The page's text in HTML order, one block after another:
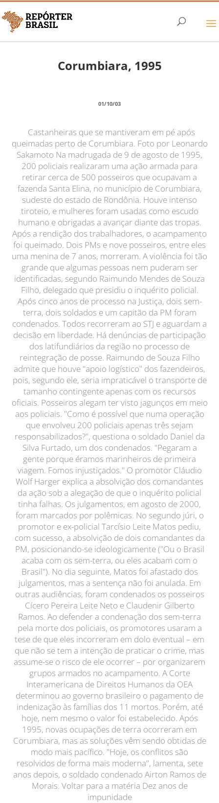
Corumbiara, 1995
01/10/03
Castanheiras que se mantiveram em pé após
queimadas perto de Corumbiara. Foto por Leonardo
Sakamoto Na madrugada de 9 de agosto de 1995,
200 policiais realizaram uma ação armada para
retirar cerca de 500 posseiros que ocupavam a
fazenda Santa Elina, no município de Corumbiara,
sudeste do estado de Rondônia. Houve intenso
tiroteio, e mulheres foram usadas como escudo
humano e obrigadas a avançar diante das tropas.
Após a rendição dos trabalhadores, o acampamento
foi queimado. Dois PMs e nove posseiros, entre eles
uma menina de 7 anos, morreram. A violência foi tão
grande que algumas pessoas nem puderam ser
identificadas, segundo Raimundo Mendes de Souza
Filho, delegado que presidiu o inquérito policial.
Após cinco anos de processo na Justiça, dois sem-
terra, dois soldados e um capitão da PM foram
condenados. Todos recorreram ao STJ e aguardam a
decisão em liberdade. Há denúncias de participação
dos latifundiários da região no processo de
reintegração de posse. Raimundo de Souza Filho
admite que houve "apoio logístico" dos fazendeiros,
pois, segundo ele, seria impraticável o transporte de
tamanho contingente apenas com os recursos
oficiais. Posseiros alegam ter visto jagunços em meio
aos policiais. "Como é possível que numa operação
que envolveu 200 policiais apenas três sejam
responsabilizados?", questiona o soldado Daniel da
Silva Furtado, um dos condenados. "Pegaram a
gente porque éramos marinheiros de primeira
viagem. Fomos injustiçados." O promotor Cláudio
Wolf Harger explica a absolvição dos comandantes
da ação sob a alegação de que o inquérito policial
tinha falhas. Os julgamentos, em agosto de 2000,
foram marcados por polêmicas. No segundo júri, o
promotor e ex-policial Tarcísio Leite Matos pediu,
com sucesso, a absolvição de dois comandantes da
PM, posicionando-se ideologicamente ("Ou o Brasil
acaba com os sem-terra, ou eles acabam com o
Brasil"). No dia seguinte, Matos foi afastado dos
julgamentos, mas a sentença não foi anulada. Em
outras audiências, foram condenados os posseiros
Cícero Pereira Leite Neto e Claudenir Gilberto
Ramos. Ao defender a condenação dos sem-terra
pela morte dos policiais, os promotores usaram a
tese de que eles incorreram em dolo eventual – em
que não se tem a intenção de praticar o crime, mas
assume-se o risco de ele ocorrer – por organizarem
grupos armados no acampamento. A Corte
Interamericana de Direitos Humanos da OEA
determinou ao governo brasileiro o pagamento de
indenização às famílias dos 11 mortos. Porém, até
hoje, nem mesmo o valor foi estabelecido. Após
1995, novas ocupações de terra ocorreram em
Corumbiara, mas as soluções vêm sendo obtidas de
modo mais pacífico. "Hoje, os conflitos são
resolvidos de forma mais moderna", lamenta, sete
anos depois, o soldado condenado Airton Ramos de
Morais. Voltar para a matéria Dez anos de
impunidade